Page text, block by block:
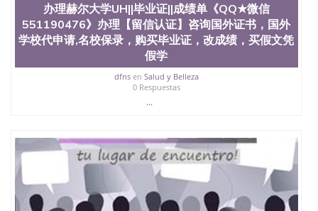
办理赫尔大学UH||毕业证||成绩单《QQ★微信
551190476》办理【留信认证】咨询国外证书，国外
学校代申请,名校保录，购买毕业证，改成绩，买假文凭
假学
dfnsen Salud y Belleza
0 Respuestas
...